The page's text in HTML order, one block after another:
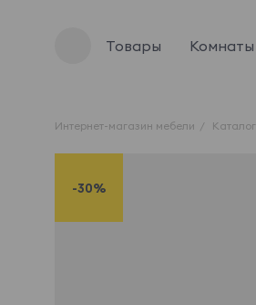
Товары Комнаты
Интернет-магазин мебели Каталог
-30%